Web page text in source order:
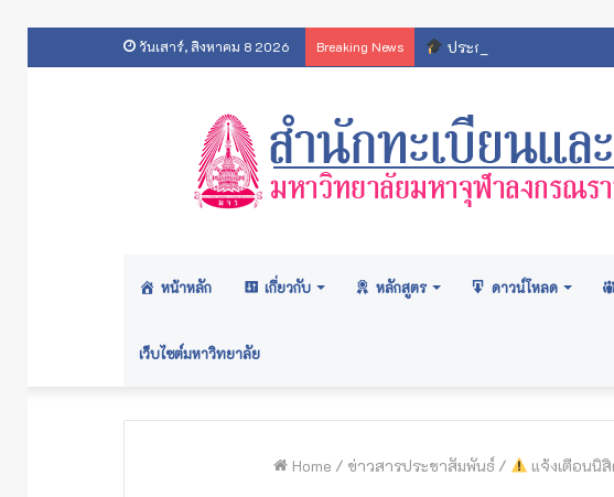
วันเสาร์, สิงหาคม 8 2026 Breaking News ประกาศสภามหาวิทยา
หน้าหลัก เกี่ยวกับ หลักสูตร ดาวน์โหลด
เว็บไซต์มหาวิทยาลัย
Home / ข่าวสารประชาสัมพันธ์ / แจ้งเตือนนิ